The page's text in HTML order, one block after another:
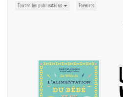
Toutes les publications Formats